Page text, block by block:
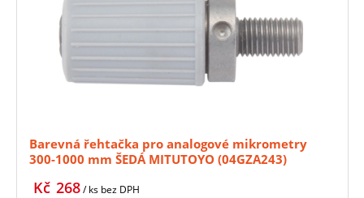
Barevná řehtačka pro analogové mikrometry
300-1000 mm ŠEDÁ MITUTOYO (04GZA243)
268
Kč / ks bez DPH